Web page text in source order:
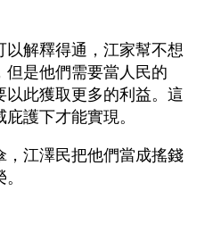
解釋得通，江家幫不想
是他們需要當人民的
以此獲取更多的利益。這
護下才能實現。
，江澤民把他們當成搖錢